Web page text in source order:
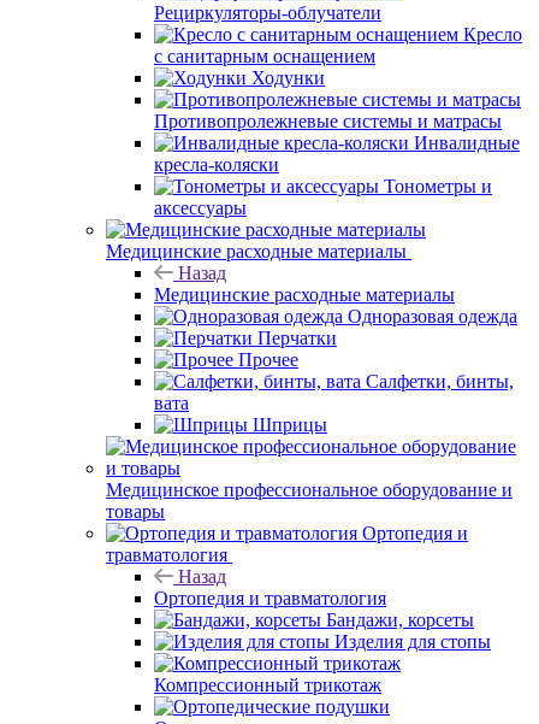
Рециркуляторы-облучатели
Кресло
с санитарным оснащением
Ходунки
Противопролежневые системы и матрасы
Инвалидные
кресла-коляски
Тонометры и
аксессуары
Медицинские расходные материалы
Назад
Медицинские расходные материалы
Одноразовая одежда
Перчатки
Прочее
Салфетки, бинты,
вата
Шприцы
Медицинское профессиональное оборудование и
товары
Ортопедия и
травматология
Назад
Ортопедия и травматология
Бандажи, корсеты
Изделия для стопы
Компрессионный трикотаж